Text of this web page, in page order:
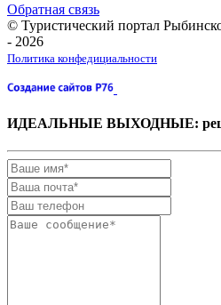
Обратная связь
© Туристический портал
- 2026
Политика конфедициальности
ИДЕАЛЬНЫЕ ВЫХОДНЫЕ: